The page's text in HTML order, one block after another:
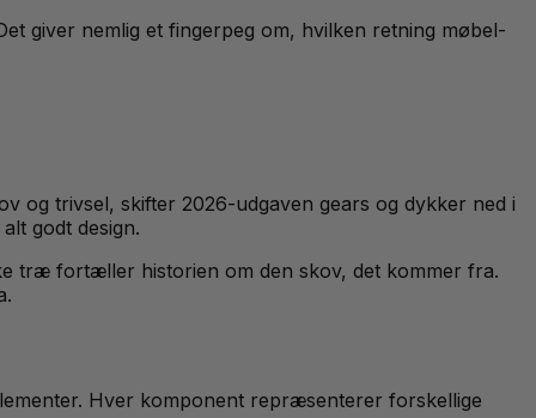
giver nemlig et fingerpeg om, hvilken retning møbel-
og trivsel, skifter 2026-udgaven gears og dykker ned i
godt design.
træ fortæller historien om den skov, det kommer fra.
Hver komponent repræsenterer forskellige